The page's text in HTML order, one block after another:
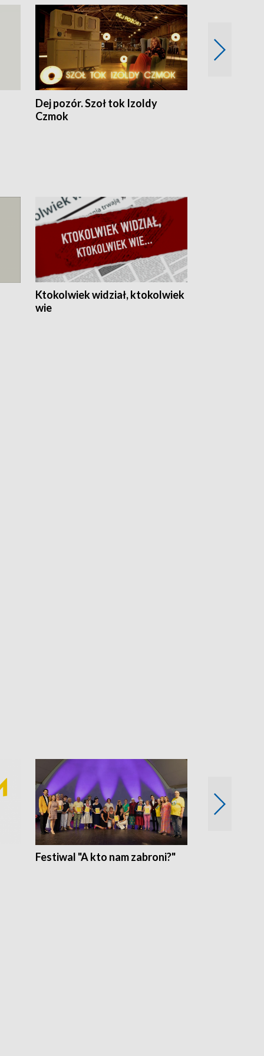
Dej pozór. Szoł tok Izoldy
Czmok
Ktokolwiek widział, ktokolwiek
wie
Festiwal "A kto nam zabroni?"